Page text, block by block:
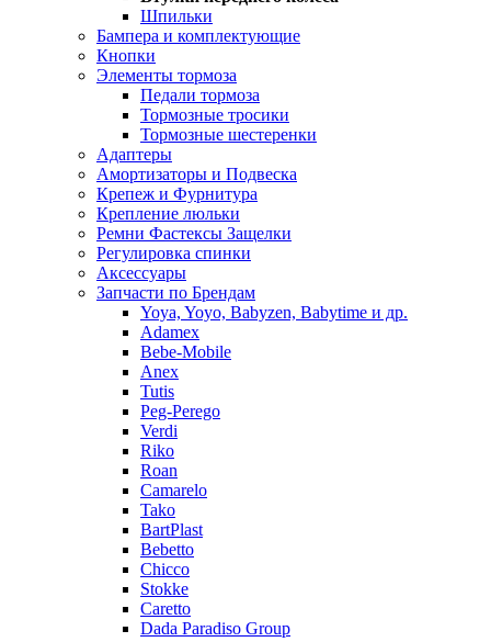
Шпильки
Бампера и комплектующие
Кнопки
Элементы тормоза
Педали тормоза
Тормозные тросики
Тормозные шестеренки
Адаптеры
Амортизаторы и Подвеска
Крепеж и Фурнитура
Крепление люльки
Ремни Фастексы Защелки
Регулировка спинки
Аксессуары
Запчасти по Брендам
Yoya, Yoyo, Babyzen, Babytime и др.
Adamex
Bebe-Mobile
Anex
Tutis
Peg-Perego
Verdi
Riko
Roan
Camarelo
Tako
BartPlast
Bebetto
Chicco
Stokke
Caretto
Dada Paradiso Group